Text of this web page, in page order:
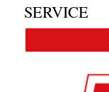
SERVICE